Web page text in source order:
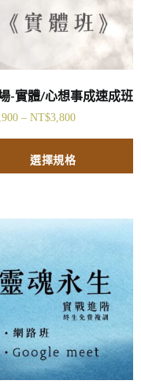
-實體/心想事成速成班
– NT$3,800
選擇規格